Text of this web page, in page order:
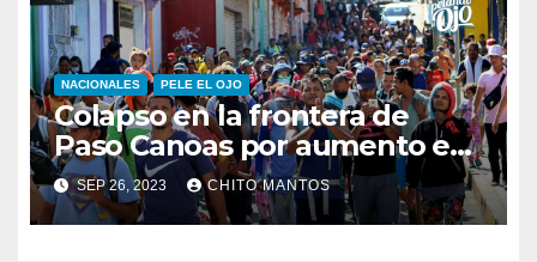
NACIONALES PELE EL OJO
Colapso en la frontera de
Paso Canoas por aumento en
la llegada de migrantes
SEP 26, 2023 CHITO MANTOS